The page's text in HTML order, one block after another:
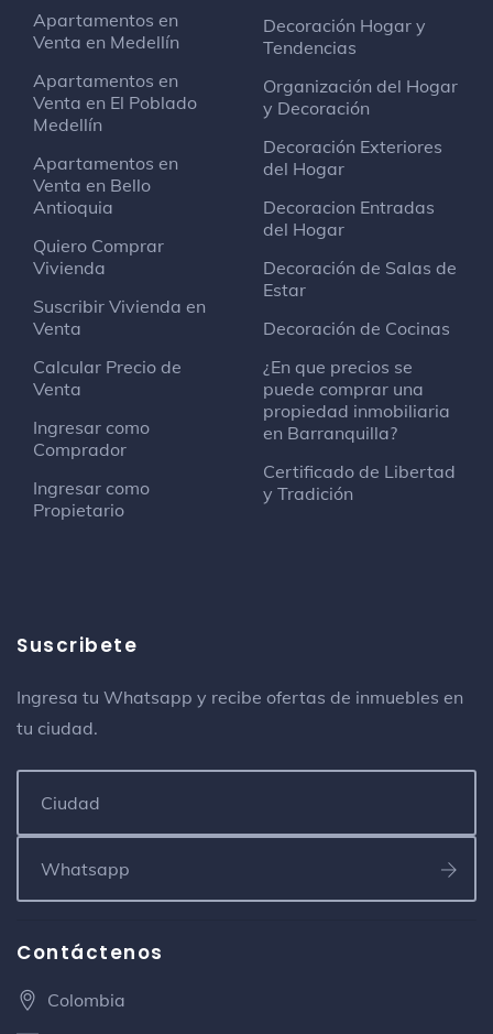
Apartamentos en
Venta en Medellín
Apartamentos en
Venta en El Poblado
Medellín
Apartamentos en
Venta en Bello
Antioquia
Quiero Comprar
Vivienda
Suscribir Vivienda en
Venta
Calcular Precio de
Venta
Ingresar como
Comprador
Ingresar como
Propietario
Decoración Hogar y
Tendencias
Organización del Hogar
y Decoración
Decoración Exteriores
del Hogar
Decoracion Entradas
del Hogar
Decoración de Salas de
Estar
Decoración de Cocinas
¿En que precios se
puede comprar una
propiedad inmobiliaria
en Barranquilla?
Certificado de Libertad
y Tradición
Suscribete
Ingresa tu Whatsapp y recibe ofertas de inmuebles en
tu ciudad.
Contáctenos
Colombia